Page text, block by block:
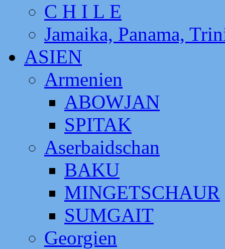
C H I L E
Jamaika, Panama,
ASIEN
Armenien
ABOWJAN
SPITAK
Aserbaidschan
BAKU
MINGETSCHAUR
SUMGAIT
Georgien